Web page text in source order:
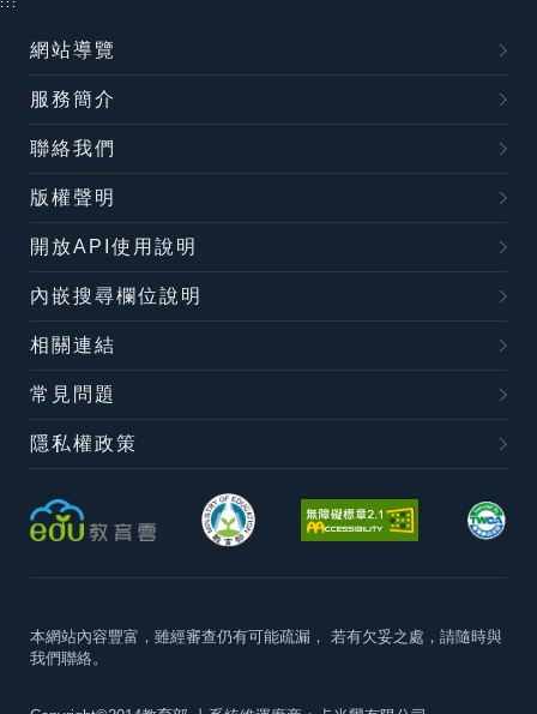
:::
網站導覽
服務簡介
聯絡我們
版權聲明
開放API使用說明
內嵌搜尋欄位說明
相關連結
常見問題
隱私權政策
本網站內容豐富，雖經審查仍有可能疏漏， 若有欠妥之處，請隨時與
我們聯絡。